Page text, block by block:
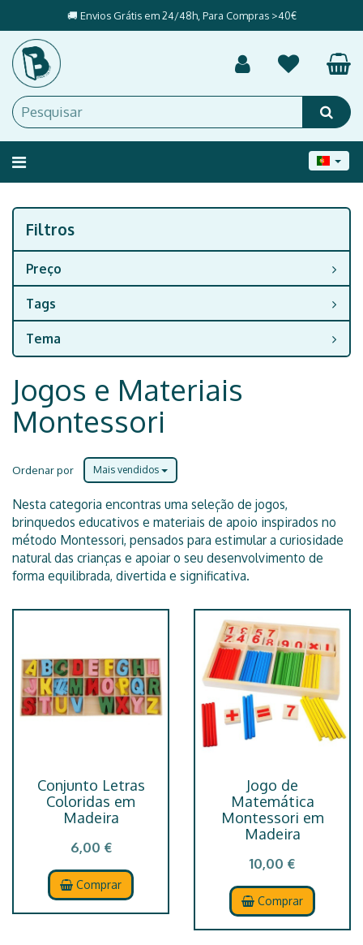
🚚 Envios Grátis em 24/48h, Para Compras >40€
Alternar
Filtros
Filtros
Preço
Tags
Tema
Jogos e Materiais
Montessori
Ordenar por Mais vendidos
Nesta categoria encontras uma seleção de jogos,
brinquedos educativos e materiais de apoio inspirados no
método Montessori, pensados para estimular a curiosidade
natural das crianças e apoiar o seu desenvolvimento de
forma equilibrada, divertida e significativa.
Conjunto Letras
Coloridas em
Madeira
6,00 €
Comprar
Jogo de
Matemática
Montessori em
Madeira
10,00 €
Comprar